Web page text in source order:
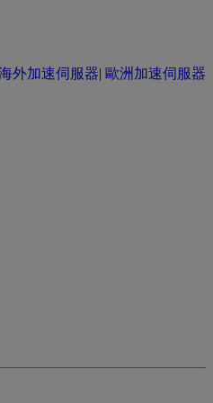
外加速伺服器| 歐洲加速伺服器